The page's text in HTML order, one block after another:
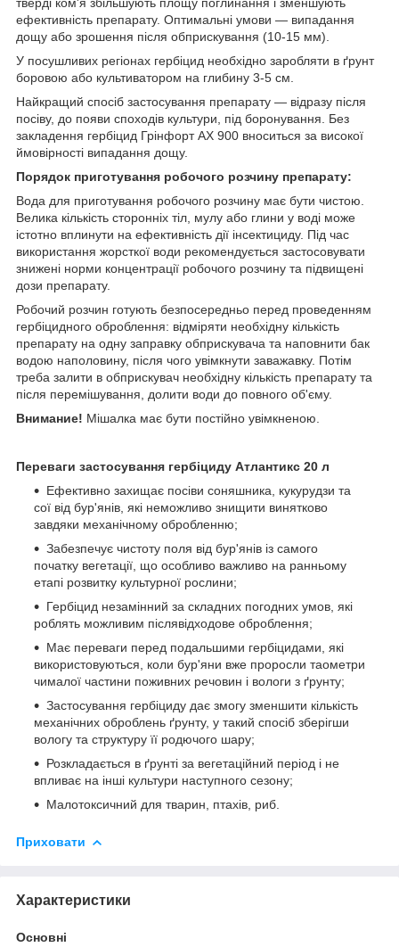
ефективність препарату. Оптимальні умови — випадання
дощу або зрошення після обприскування (10-15 мм).
У посушливих регіонах гербіцид необхідно заробляти в ґрунт
боровою або культиватором на глибину 3-5 см.
Найкращий спосіб застосування препарату — відразу після
посіву, до появи споходів культури, під боронування. Без
закладення гербіцид Грінфорт АХ 900 вноситься за високої
ймовірності випадання дощу.
Порядок приготування робочого розчину препарату:
Вода для приготування робочого розчину має бути чистою.
Велика кількість сторонніх тіл, мулу або глини у воді може
істотно вплинути на ефективність дії інсектициду. Під час
використання жорсткої води рекомендується застосовувати
знижені норми концентрації робочого розчину та підвищені
дози препарату.
Робочий розчин готують безпосередньо перед проведенням
гербіцидного оброблення: відміряти необхідну кількість
препарату на одну заправку обприскувача та наповнити бак
водою наполовину, після чого увімкнути заважавку. Потім
треба залити в обприскувач необхідну кількість препарату та
після перемішування, долити води до повного об'єму.
Внимание! Мішалка має бути постійно увімкненою.
Переваги застосування гербіциду Атлантикс 20 л
Ефективно захищає посіви соняшника, кукурудзи та
сої від бур'янів, які неможливо знищити винятково
завдяки механічному обробленню;
Забезпечує чистоту поля від бур'янів із самого
початку вегетації, що особливо важливо на ранньому
етапі розвитку культурної рослини;
Гербіцид незамінний за складних погодних умов, які
роблять можливим післявідходове оброблення;
Має переваги перед подальшими гербіцидами, які
використовуються, коли бур'яни вже проросли таометри
чималої частини поживних речовин і вологи з ґрунту;
Застосування гербіциду дає змогу зменшити кількість
механічних оброблень ґрунту, у такий спосіб зберігши
вологу та структуру її родючого шару;
Розкладається в ґрунті за вегетаційний період і не
впливає на інші культури наступного сезону;
Малотоксичний для тварин, птахів, риб.
Приховати
Характеристики
Основні